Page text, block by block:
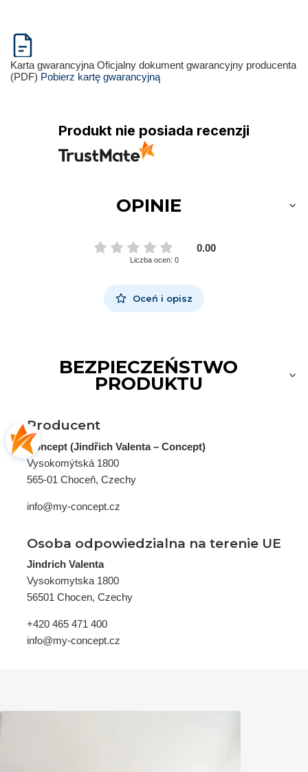
Karta gwarancyjna Oficjalny dokument gwarancyjny producenta
(PDF) Pobierz kartę gwarancyjną
Produkt nie posiada recenzji
OPINIE
0.00
Liczba ocen: 0
Oceń i opisz
BEZPIECZEŃSTWO
PRODUKTU
Producent
Concept (Jindřich Valenta – Concept)
Vysokomýtská 1800
565-01 Choceň, Czechy
info@my-concept.cz
Osoba odpowiedzialna na terenie UE
Jindrich Valenta
Vysokomytska 1800
56501 Chocen, Czechy
+420 465 471 400
info@my-concept.cz